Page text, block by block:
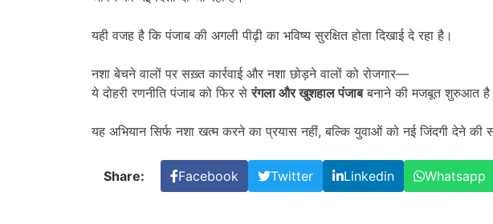
यही वजह है कि पंजाब की अगली पीढ़ी का भविष्य सुरक्षित होता दिखाई दे रहा है।
नशा बेचने वालों पर सख़्त कार्रवाई और नशा छोड़ने वालों को रोजगार—
ये दोहरी रणनीति पंजाब को फिर सेरंगला और खुशहाल पंजाबबनाने की मजबूत शुरुआत
यह अभियान सिर्फ नशा खत्म करने का प्रयास नहीं, बल्कि युवाओं को नई जिंदगी देने
Share: Facebook Twitter Linkedin Whatsapp